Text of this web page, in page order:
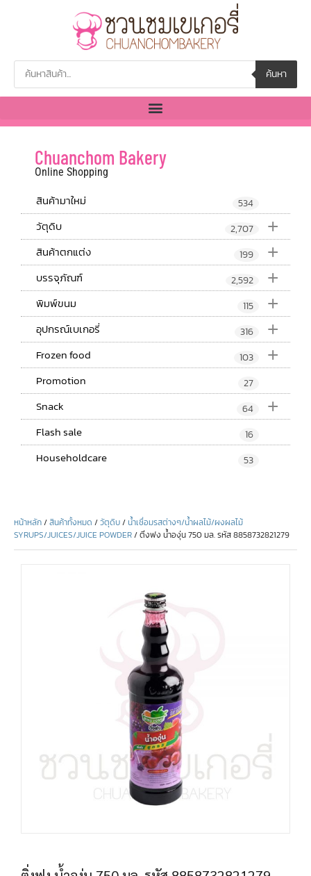
ค้นหา
Chuanchom Bakery
Online Shopping
สินค้ามาใหม่ 534
+
วัตุดิบ 2,707
+
สินค้าตกแต่ง 199
+
บรรจุภัณฑ์ 2,592
+
พิมพ์ขนม 115
+
อุปกรณ์เบเกอรี่ 316
+
Frozen food 103
Promotion 27
+
Snack 64
Flash sale 16
Householdcare 53
หน้าหลัก/สินค้าทั้งหมด /วัตุดิบ/น้ำเชื่อมรสต่างๆ/น้ำผลไม้/ผงผลไม้
SYRUPS/JUICES/JUICE POWDER/ ติ่งฟง น้ำองุ่น 750 มล. รหัส 8858732821279